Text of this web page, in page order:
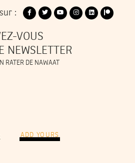
:
VOUS
NEWSLETTER
RATER DE NAWAAT
ADD YOURS